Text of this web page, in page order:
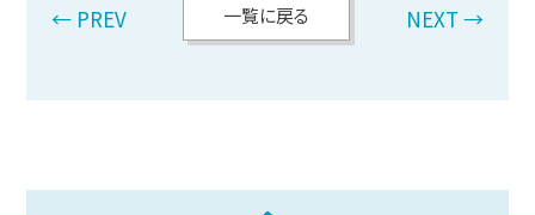
← PREV 一覧に戻る NEXT →